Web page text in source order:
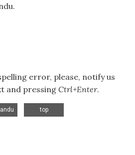
error, please, notify us
and pressing Ctrl+Enter.
top